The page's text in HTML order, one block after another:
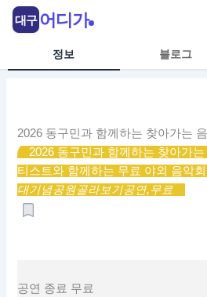
정보 블로그
2026 동구민과 함께하는 찾아가는
2026 동구민과 함께하는 찾아가는
티스트와 함께하는 무료 야외 음악
대기념공원골라보기공연,무료
공연 종료 무료
대구 어디가